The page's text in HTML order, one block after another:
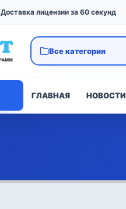
Доставка лицензии за 60 секунд
ГЛАВНАЯ НОВОСТИ